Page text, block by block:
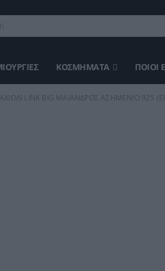
ΚΟΣΜΉΜΑΤΑ ΠΟΙΟΙ
LINK BIG ΜΑΊΑΝΔΡΟΣ ΑΣΗΜΈΝΙΟ 925